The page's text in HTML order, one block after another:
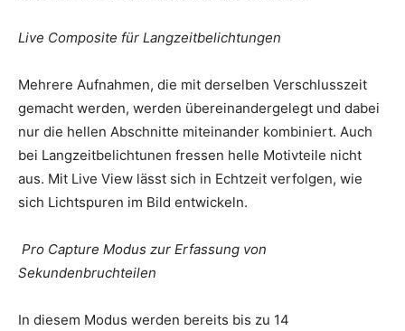
Live Composite für Langzeitbelichtungen
Mehrere Aufnahmen, die mit derselben Verschlusszeit
gemacht werden, werden übereinandergelegt und dabei
nur die hellen Abschnitte miteinander kombiniert. Auch
bei Langzeitbelichtunen fressen helle Motivteile nicht
aus. Mit Live View lässt sich in Echtzeit verfolgen, wie
sich Lichtspuren im Bild entwickeln.
Pro Capture Modus zur Erfassung von
Sekundenbruchteilen
In diesem Modus werden bereits bis zu 14